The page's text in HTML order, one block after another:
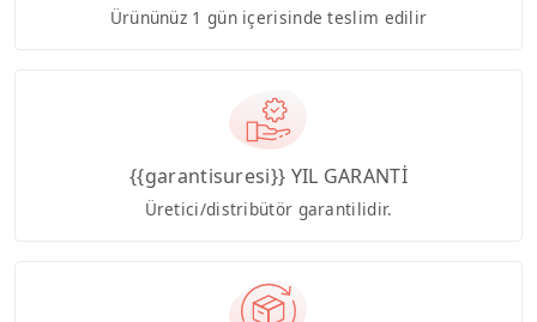
Ürününüz 1 gün içerisinde teslim edilir
{{garantisuresi}} YIL GARANTİ
Üretici/distribütör garantilidir.